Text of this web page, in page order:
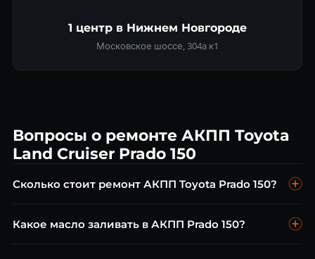
1 центр в Нижнем Новгороде
Московское шоссе, 304а к1
Вопросы о ремонте АКПП Toyota
Land Cruiser Prado 150
Сколько стоит ремонт АКПП Toyota Prado 150?
ремонт гидроблока от 10 000 ₽, капитальный ремонт A750F
Какое масло заливать в АКПП Prado 150?